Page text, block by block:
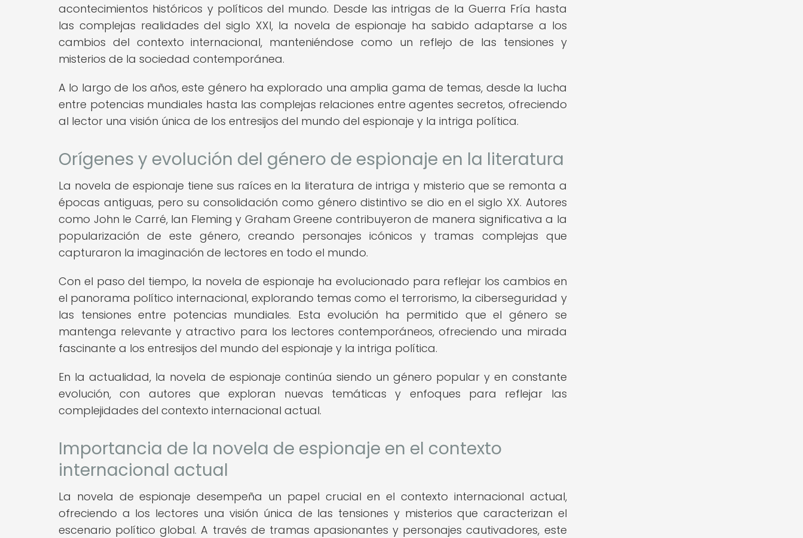
acontecimientos históricos y políticos del mundo. Desde las intrigas de la Guerra Fría hasta
las complejas realidades del siglo XXI, la novela de espionaje ha sabido adaptarse a los
cambios del contexto internacional, manteniéndose como un reflejo de las tensiones y
misterios de la sociedad contemporánea.
A lo largo de los años, este género ha explorado una amplia gama de temas, desde la lucha
entre potencias mundiales hasta las complejas relaciones entre agentes secretos, ofreciendo
al lector una visión única de los entresijos del mundo del espionaje y la intriga política.
Orígenes y evolución del género de espionaje en la literatura
La novela de espionaje tiene sus raíces en la literatura de intriga y misterio que se remonta a
épocas antiguas, pero su consolidación como género distintivo se dio en el siglo XX. Autores
como John le Carré, Ian Fleming y Graham Greene contribuyeron de manera significativa a la
popularización de este género, creando personajes icónicos y tramas complejas que
capturaron la imaginación de lectores en todo el mundo.
Con el paso del tiempo, la novela de espionaje ha evolucionado para reflejar los cambios en
el panorama político internacional, explorando temas como el terrorismo, la ciberseguridad y
las tensiones entre potencias mundiales. Esta evolución ha permitido que el género se
mantenga relevante y atractivo para los lectores contemporáneos, ofreciendo una mirada
fascinante a los entresijos del mundo del espionaje y la intriga política.
En la actualidad, la novela de espionaje continúa siendo un género popular y en constante
evolución, con autores que exploran nuevas temáticas y enfoques para reflejar las
complejidades del contexto internacional actual.
Importancia de la novela de espionaje en el contexto
internacional actual
La novela de espionaje desempeña un papel crucial en el contexto internacional actual,
ofreciendo a los lectores una visión única de las tensiones y misterios que caracterizan el
escenario político global. A través de tramas apasionantes y personajes cautivadores, este